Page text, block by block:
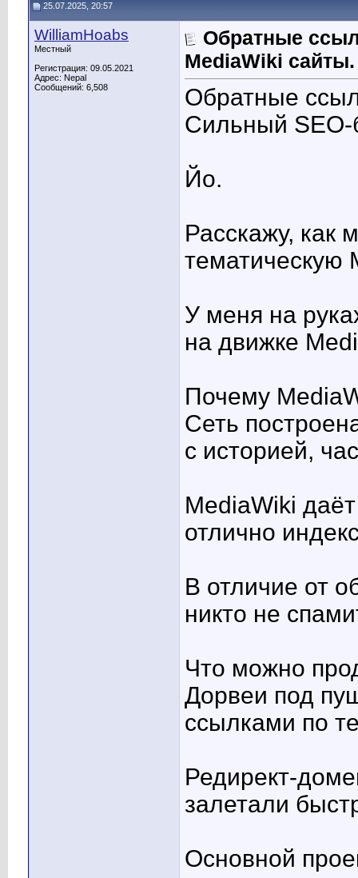
25.07.2025, 20:57
WilliamHoabs
Местный
Регистрация: 09.05.2021
Адрес: Nepal
Сообщений: 6,508
Обратные
MediaWiki сайты.
Обратные
Сильный SEO-
Йо.
Расскажу, как
тематическую
У меня на
на движке
Почему
Сеть
с историей,
MediaWiki
отлично
В отличие от
никто не
Что можно
Дорвеи под
ссылками по
Редирект-
залетали
Основной